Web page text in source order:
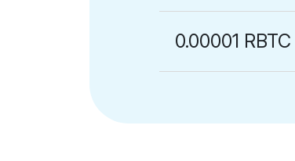
0.00001 RBTC